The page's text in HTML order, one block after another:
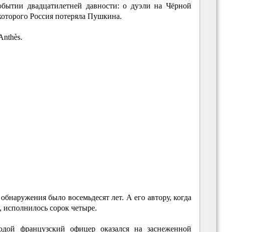
двадцатилетней давности: о дуэли на Чёрной
Россия потеряла Пушкина.
было восемьдесят лет. А его автору, когда
исполнилось сорок четыре.
французский офицер оказался на заснеженной